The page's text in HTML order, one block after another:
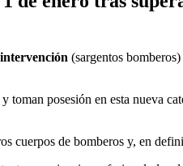
de enero tras
(sargentos
posesión en esta nueva
cuerpos de bomberos y, en